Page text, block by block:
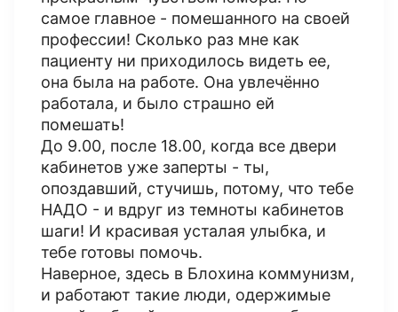
самое главное - помешанного на своей
профессии! Сколько раз мне как
пациенту ни приходилось видеть ее,
она была на работе. Она увлечённо
работала, и было страшно ей
помешать!
До 9.00, после 18.00, когда все двери
кабинетов уже заперты - ты,
опоздавший, стучишь, потому, что тебе
НАДО - и вдруг из темноты кабинетов
шаги! И красивая усталая улыбка, и
тебе готовы помочь.
Наверное, здесь в Блохина коммунизм,
и работают такие люди, одержимые